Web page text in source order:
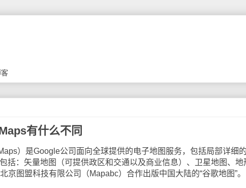
有什么不同
）是Google公司面向全球提供的电子地图服务，包括局部详细
括：矢量地图（可提供政区和交通以及商业信息）、卫星地图、地
京图盟科技有限公司（Mapabc）合作出版中国大陆的“谷歌地图”。